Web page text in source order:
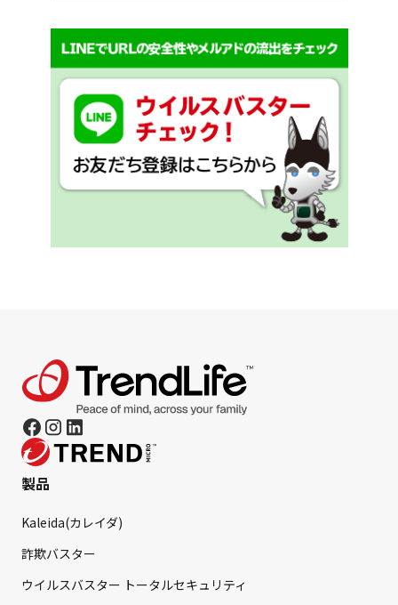
製品
Kaleida(カレイダ)
詐欺バスター
ウイルスバスター トータルセキュリティ